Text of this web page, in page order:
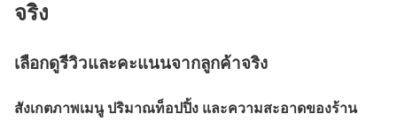
จริง
เลือกดูรีวิวและคะแนนจากลูกค้าจริง
สังเกตภาพเมนู ปริมาณท็อปปิ้ง และความสะอาดของร้าน